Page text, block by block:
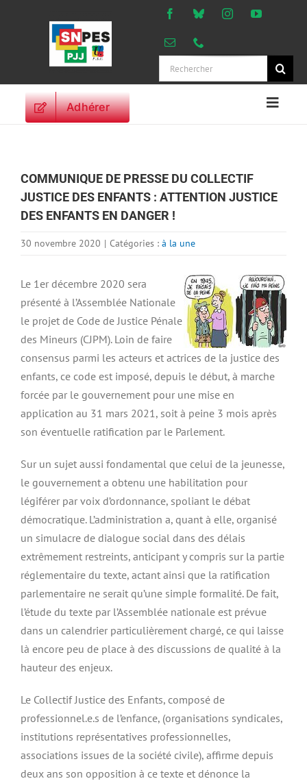
Rechercher:
Adhérer
ORIENTATIONS
PROFESSIONNELLES
PERSONNELS
PUBLICATIONS
COMMUNIQUE DE PRESSE DU COLLECTIF
JUSTICE DES ENFANTS : ATTENTION JUSTICE
DES ENFANTS EN DANGER !
30 novembre 2020 | Catégories : à la une
Le 1er décembre 2020 sera
présenté à l’Assemblée Nationale
le projet de Code de Justice Pénale
des Mineurs (CJPM). Loin de faire
consensus parmi les acteurs et actrices de la justice des
enfants, ce code est imposé, depuis le début, à marche
forcée par le gouvernement pour une mise en
application au 31 mars 2021, soit à peine 3 mois après
son éventuelle ratification par le Parlement.
Sur un sujet aussi fondamental que celui de la jeunesse,
le gouvernement a obtenu une habilitation pour
légiférer par voix d’ordonnance, spoliant le débat
démocratique. L’administration a, quant à elle, organisé
un simulacre de dialogue social dans des délais
extrêmement restreints, anticipant y compris sur la partie
réglementaire du texte, actant ainsi que la ratification
parlementaire ne serait qu’une simple formalité. De fait,
l’étude du texte par l’Assemblée nationale est prévue
dans un calendrier particulièrement chargé, ce qui laisse
là encore peu de place à des discussions de qualité à la
hauteur des enjeux.
Le Collectif Justice des Enfants, composé de
professionnel.e.s de l’enfance, (organisations syndicales,
institutions représentatives professionnelles,
associations issues de la société civile), affirme depuis
deux ans son opposition à ce texte et dénonce la